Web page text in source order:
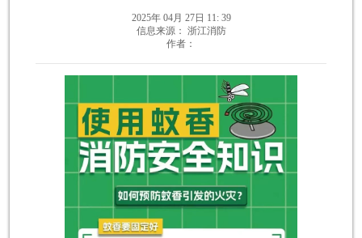
2025年 04月 27日 11: 39
信息来源： 浙江消防
作者：